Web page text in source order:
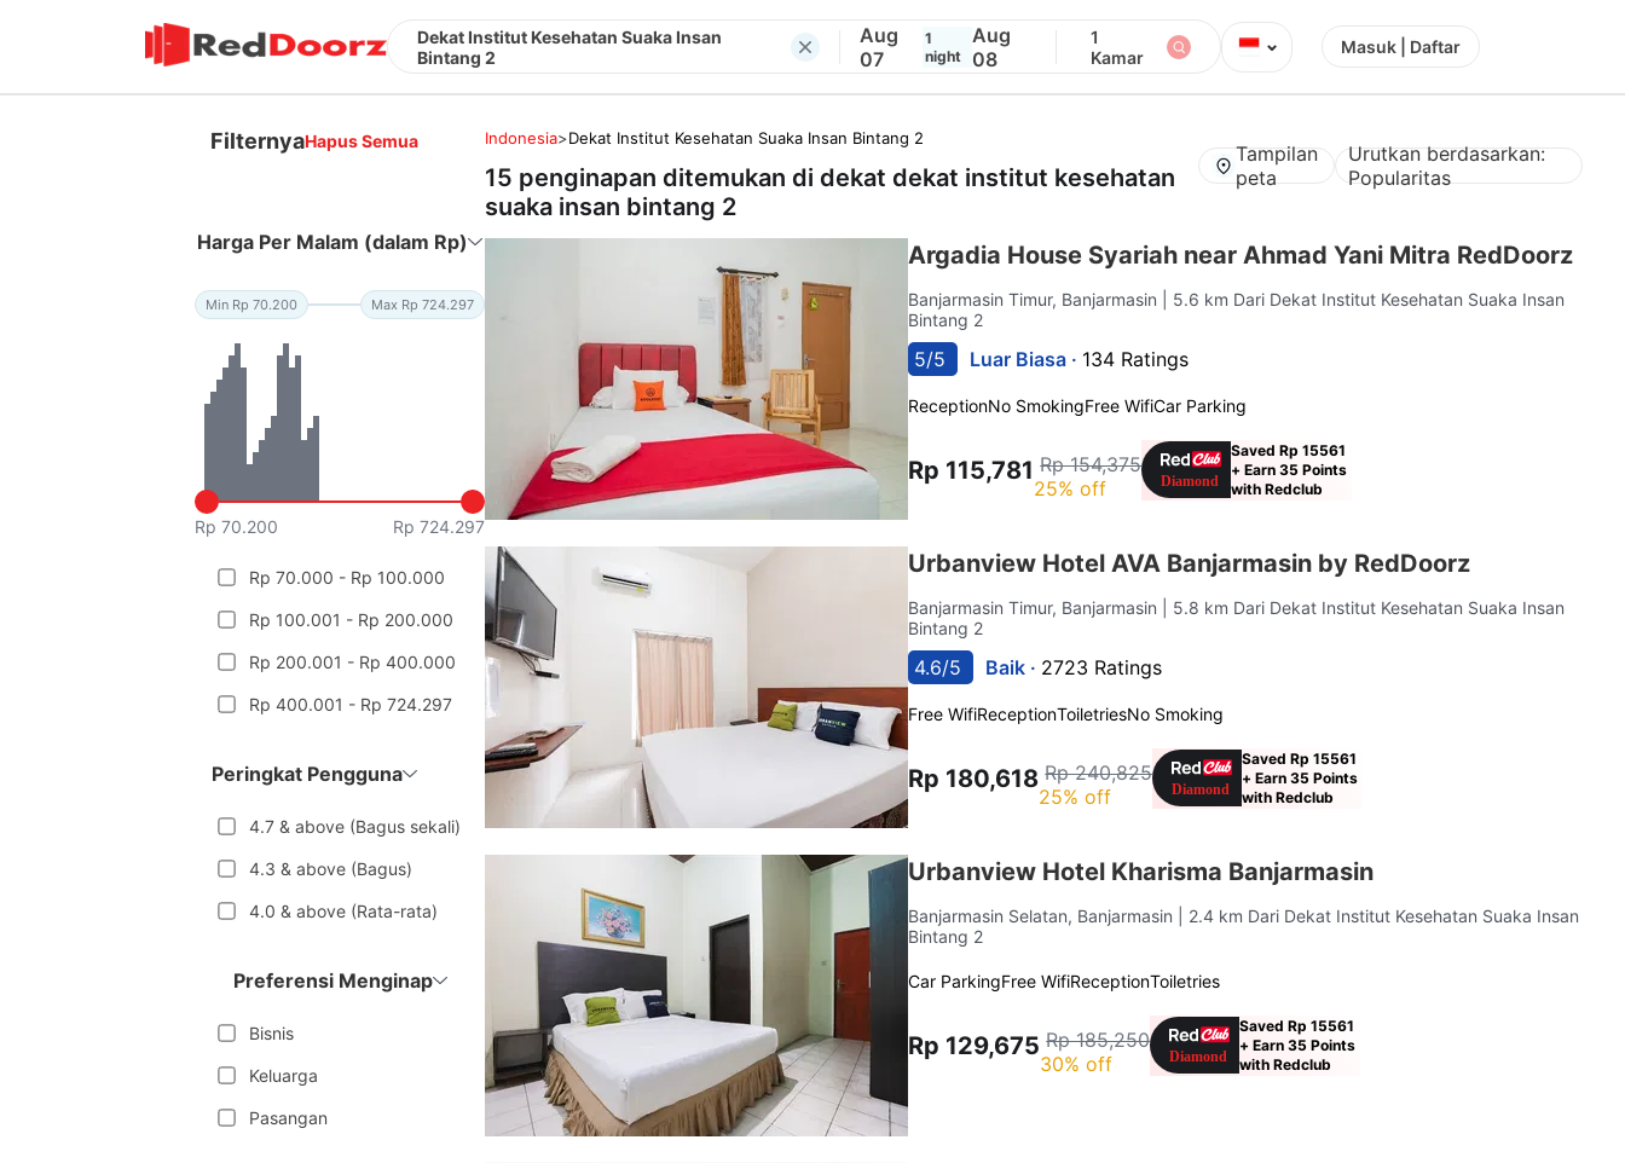
Dekat Institut Kesehatan Suaka Insan
Bintang 2
Aug
07
1
night
Aug
08
1
Kamar
⌄ Masuk | Daftar
FilternyaHapus Semua
Harga Per Malam (dalam Rp)
Min Rp 70.200 Max Rp 724.297
Rp 70.200 Rp 724.297
Rp 70.000 - Rp 100.000
Rp 100.001 - Rp 200.000
Rp 200.001 - Rp 400.000
Rp 400.001 - Rp 724.297
Peringkat Pengguna
4.7 & above (Bagus sekali)
4.3 & above (Bagus)
4.0 & above (Rata-rata)
Preferensi Menginap
Bisnis
Keluarga
Pasangan
Indonesia>Dekat Institut Kesehatan Suaka Insan Bintang 2
15 penginapan ditemukan di dekatdekat institut kesehatan
suaka insan bintang 2
Tampilan
peta
Urutkan berdasarkan:
Popularitas
Argadia House Syariah near Ahmad Yani Mitra RedDoorz
Banjarmasin Timur, Banjarmasin
| 5.6 km Dari Dekat Institut Kesehatan Suaka Insan
Bintang 2
5/5 Luar Biasa · 134 Ratings
ReceptionNo SmokingFree WifiCar Parking
Rp 115,781 Rp 154,375
25% off
Saved Rp 15561
+ Earn 35 Points
with Redclub
Urbanview Hotel AVA Banjarmasin by RedDoorz
Banjarmasin Timur, Banjarmasin
| 5.8 km Dari Dekat Institut Kesehatan Suaka Insan
Bintang 2
4.6/5 Baik · 2723 Ratings
Free WifiReceptionToiletriesNo Smoking
Rp 180,618 Rp 240,825
25% off
Saved Rp 15561
+ Earn 35 Points
with Redclub
Urbanview Hotel Kharisma Banjarmasin
Banjarmasin Selatan, Banjarmasin
| 2.4 km Dari Dekat Institut Kesehatan Suaka Insan
Bintang 2
Car ParkingFree WifiReceptionToiletries
Rp 129,675 Rp 185,250
30% off
Saved Rp 15561
+ Earn 35 Points
with Redclub